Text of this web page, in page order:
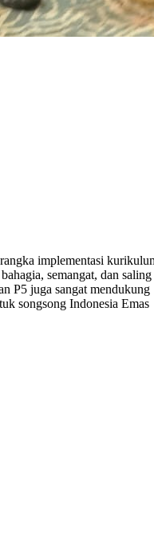
implementasi
semangat, dan saling
P5 juga sangat mendukung
songsong Indonesia Emas